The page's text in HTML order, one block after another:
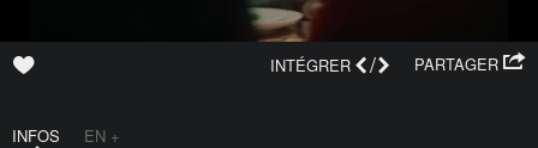
PARTAGER
INTÉGRER /
INFOS EN +